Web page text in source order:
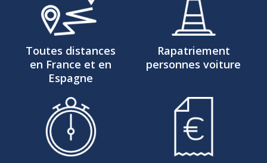
Toutes distances
en France et en
Espagne
Rapatriement
personnes voiture